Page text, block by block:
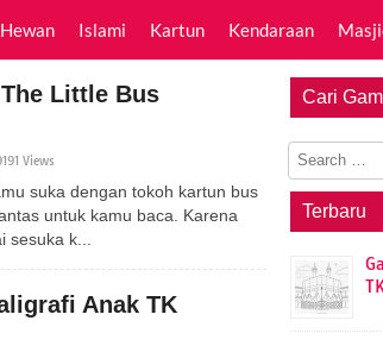
Hewan Islami Kartun Kendaraan
Little Bus
Views
suka dengan tokoh kartun bus
untuk kamu baca. Karena
k...
Anak TK
Cari
Terbaru